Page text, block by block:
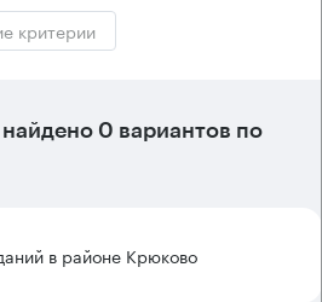
критерии
найдено 0 вариантов по
в районе Крюково